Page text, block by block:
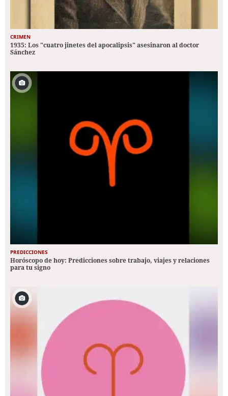
CRIMEN
1935: Los "cuatro jinetes del apocalipsis" asesinaron al doctor
Sánchez
PREDICCIONES
Horóscopo de hoy: Predicciones sobre trabajo, viajes y relaciones
para tu signo